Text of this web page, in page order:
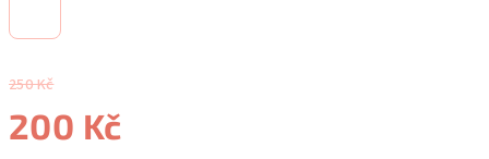
250 Kč
200 Kč